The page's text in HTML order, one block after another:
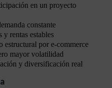
en un proyecto
constante
y rentas estables
estructural por e-commerce
mayor volatilidad
y diversificación real